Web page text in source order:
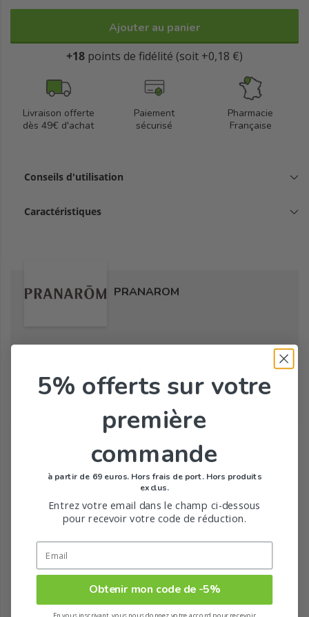
Ajouter au panier
+18 points de fidélité (soit +0,18 €)
Livraison offerte
dès 49€ d'achat
Paiement
sécurisé
Pharmacie
Française
Conseils d'utilisation
Caractéristiques
PRANAROM
Toute la gamme de Huiles végétales de
5% offerts sur votre
première
commande
à partir de 69 euros. Hors frais de port. Hors produits
exclus.
Entrez votre email dans le champ ci-dessous
pour recevoir votre code de réduction.
Obtenir mon code de -5%
En vous inscrivant, vous nous donnez votre accord pour recevoir